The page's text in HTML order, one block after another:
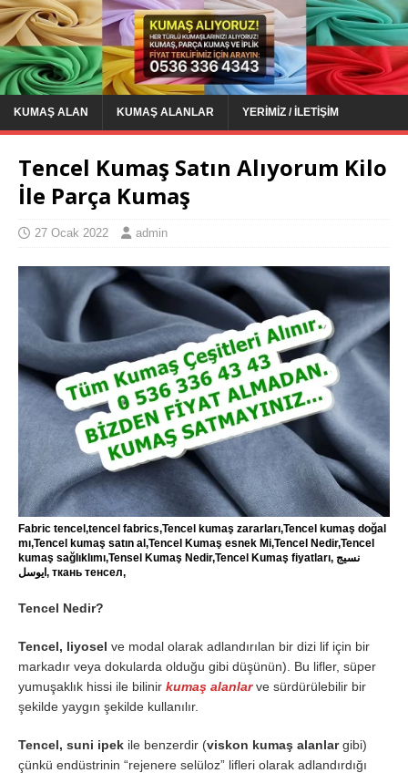
KUMAŞ ALAN KUMAŞ ALANLAR YERIMIZ / İLETIŞIM
Tencel Kumaş Satın Alıyorum Kilo
İle Parça Kumaş
27 Ocak 2022 admin
Fabric tencel,tencel fabrics,Tencel kumaş zararları,Tencel kumaş doğal
mı,Tencel kumaş satın al,Tencel Kumaş esnek Mi,Tencel Nedir,Tencel
kumaş sağlıklımı,Tensel Kumaş Nedir,Tencel Kumaş fiyatları, نسيج
ايوسل, ткань тенсел,
Tencel Nedir?
Tencel, liyosel ve modal olarak adlandırılan bir dizi lif için bir
markadır veya dokularda olduğu gibi düşünün). Bu lifler, süper
yumuşaklık hissi ile bilinir kumaş alanlarve sürdürülebilir bir
şekilde yaygın şekilde kullanılır.
Tencel, suni ipek ile benzerdir (viskon kumaş alanlargibi)
çünkü endüstrinin “rejenere selüloz” lifleri olarak adlandırdığı